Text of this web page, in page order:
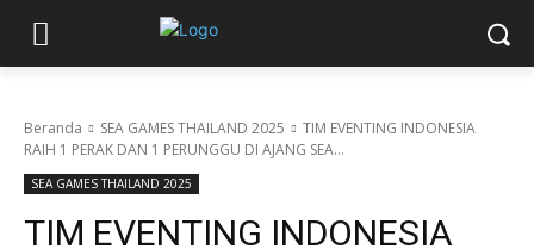
Beranda SEA GAMES THAILAND 2025
TIM EVENTING INDONESIA
RAIH 1 PERAK DAN 1 PERUNGGU DI AJANG SEA...
SEA GAMES THAILAND 2025
TIM EVENTING INDONESIA